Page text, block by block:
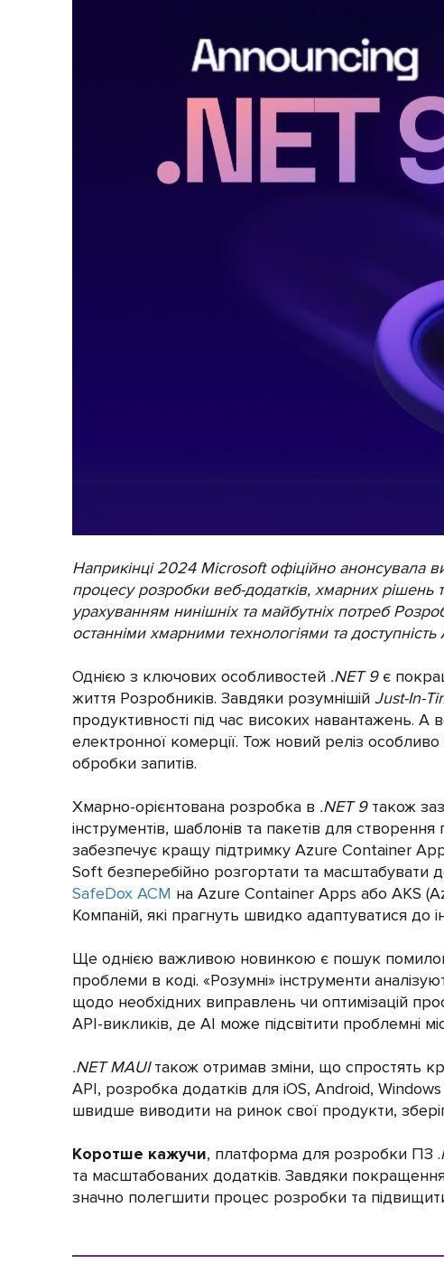
Наприкінці 2024 Microsoft офіційно анонсувала
процесу розробки веб-додатків, хмарних рішень
урахуванням нинішніх та майбутніх потреб
останніми хмарними технологіями та доступність
Однією з ключових особливостей .NET 9є
життя Розробників. Завдяки розумнішій Just-In-
продуктивності під час високих навантажень. А
електронної комерції. Тож новий реліз
обробки запитів.
Хмарно-орієнтована розробка в .NET 9також
інструментів, шаблонів та пакетів для
забезпечує кращу підтримку Azure Container
Soft безперебійно розгортати та масштабувати
SafeDox АСМ на Azure Container Apps або AKS
Компаній, які прагнуть швидко адаптуватися до
Ще однією важливою новинкою є пошук помилок
проблеми в коді. «Розумні» інструменти
щодо необхідних виправлень чи оптимізацій
API-викликів, де AI може підсвітити проблемні
.NET MAUIтакож отримав зміни, що спростять
API, розробка додатків для iOS, Android,
швидше виводити на ринок свої продукти,
Коротше кажучи, платформа для розробки ПЗ .
та масштабованих додатків. Завдяки
значно полегшити процес розробки та підвищити